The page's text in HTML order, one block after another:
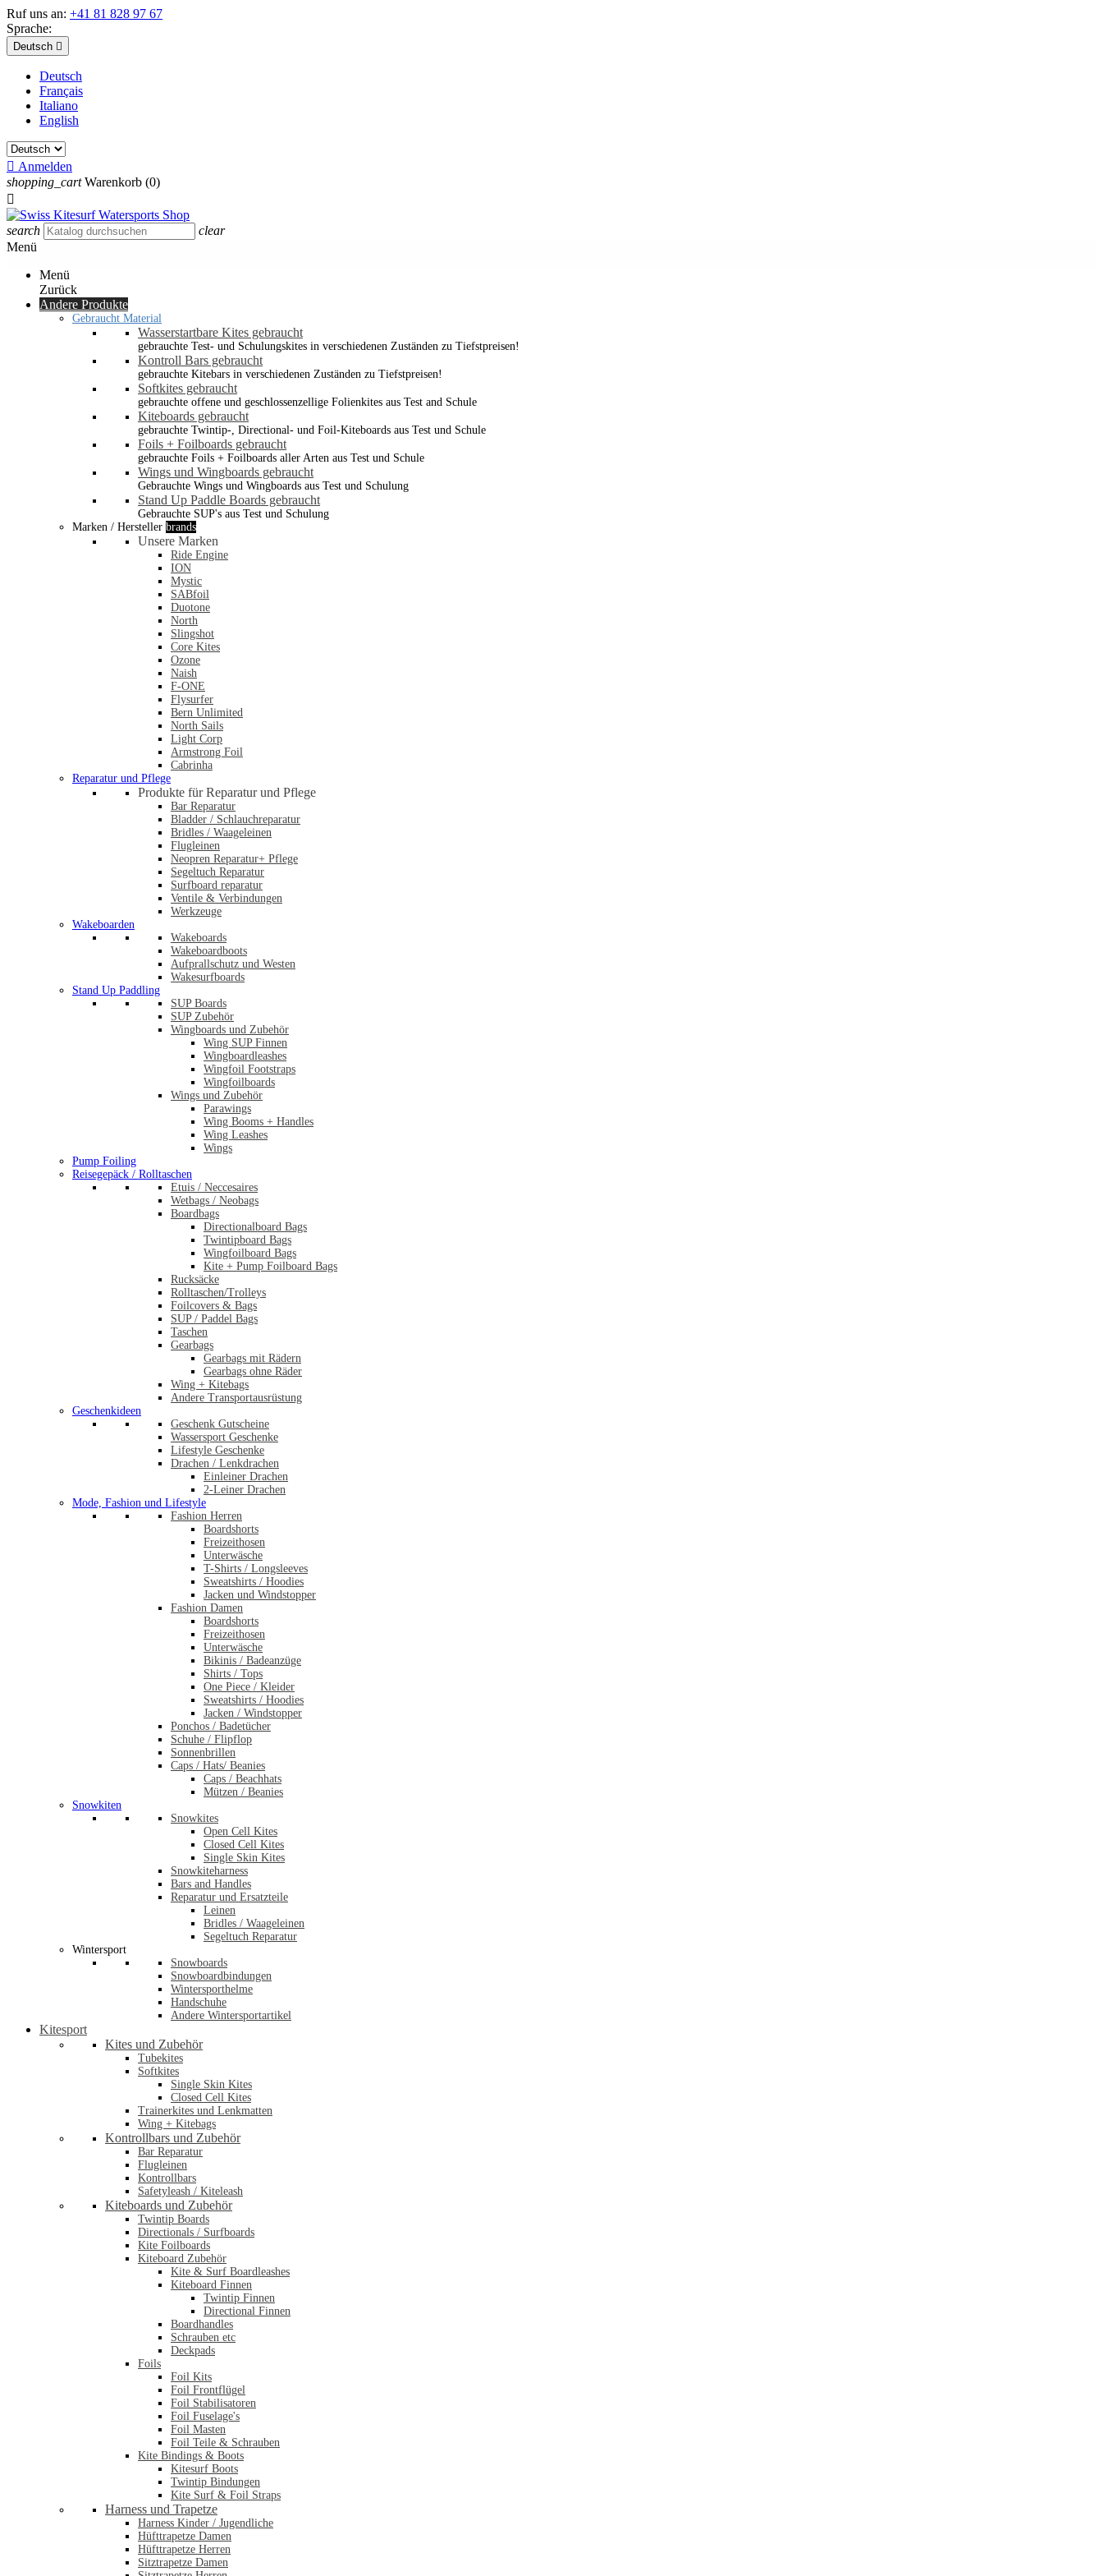
Ruf uns an: +41 81 828 97 67
Sprache:
Deutsch 
Deutsch
Français
Italiano
English
 Anmelden
shopping_cart Warenkorb (0)

search
clear
Menü
Menü
Zurück
Andere Produkte
Gebraucht Material
Wasserstartbare Kites gebraucht
gebrauchte Test- und Schulungskites in verschiedenen Zuständen zu Tiefstpreisen!
Kontroll Bars gebraucht
gebrauchte Kitebars in verschiedenen Zuständen zu Tiefstpreisen!
Softkites gebraucht
gebrauchte offene und geschlossenzellige Folienkites aus Test and Schule
Kiteboards gebraucht
gebrauchte Twintip-, Directional- und Foil-Kiteboards aus Test und Schule
Foils + Foilboards gebraucht
gebrauchte Foils + Foilboards aller Arten aus Test und Schule
Wings und Wingboards gebraucht
Gebrauchte Wings und Wingboards aus Test und Schulung
Stand Up Paddle Boards gebraucht
Gebrauchte SUP's aus Test und Schulung
Marken / Hersteller brands
Unsere Marken
Ride Engine
ION
Mystic
SABfoil
Duotone
North
Slingshot
Core Kites
Ozone
Naish
F-ONE
Flysurfer
Bern Unlimited
North Sails
Light Corp
Armstrong Foil
Cabrinha
Reparatur und Pflege
Produkte für Reparatur und Pflege
Bar Reparatur
Bladder / Schlauchreparatur
Bridles / Waageleinen
Flugleinen
Neopren Reparatur+ Pflege
Segeltuch Reparatur
Surfboard reparatur
Ventile & Verbindungen
Werkzeuge
Wakeboarden
Wakeboards
Wakeboardboots
Aufprallschutz und Westen
Wakesurfboards
Stand Up Paddling
SUP Boards
SUP Zubehör
Wingboards und Zubehör
Wing SUP Finnen
Wingboardleashes
Wingfoil Footstraps
Wingfoilboards
Wings und Zubehör
Parawings
Wing Booms + Handles
Wing Leashes
Wings
Pump Foiling
Reisegepäck / Rolltaschen
Etuis / Neccesaires
Wetbags / Neobags
Boardbags
Directionalboard Bags
Twintipboard Bags
Wingfoilboard Bags
Kite + Pump Foilboard Bags
Rucksäcke
Rolltaschen/Trolleys
Foilcovers & Bags
SUP / Paddel Bags
Taschen
Gearbags
Gearbags mit Rädern
Gearbags ohne Räder
Wing + Kitebags
Andere Transportausrüstung
Geschenkideen
Geschenk Gutscheine
Wassersport Geschenke
Lifestyle Geschenke
Drachen / Lenkdrachen
Einleiner Drachen
2-Leiner Drachen
Mode, Fashion und Lifestyle
Fashion Herren
Boardshorts
Freizeithosen
Unterwäsche
T-Shirts / Longsleeves
Sweatshirts / Hoodies
Jacken und Windstopper
Fashion Damen
Boardshorts
Freizeithosen
Unterwäsche
Bikinis / Badeanzüge
Shirts / Tops
One Piece / Kleider
Sweatshirts / Hoodies
Jacken / Windstopper
Ponchos / Badetücher
Schuhe / Flipflop
Sonnenbrillen
Caps / Hats/ Beanies
Caps / Beachhats
Mützen / Beanies
Snowkiten
Snowkites
Open Cell Kites
Closed Cell Kites
Single Skin Kites
Snowkiteharness
Bars and Handles
Reparatur und Ersatzteile
Leinen
Bridles / Waageleinen
Segeltuch Reparatur
Wintersport
Snowboards
Snowboardbindungen
Wintersporthelme
Handschuhe
Andere Wintersportartikel
Kitesport
Kites und Zubehör
Tubekites
Softkites
Single Skin Kites
Closed Cell Kites
Trainerkites und Lenkmatten
Wing + Kitebags
Kontrollbars und Zubehör
Bar Reparatur
Flugleinen
Kontrollbars
Safetyleash / Kiteleash
Kiteboards und Zubehör
Twintip Boards
Directionals / Surfboards
Kite Foilboards
Kiteboard Zubehör
Kite & Surf Boardleashes
Kiteboard Finnen
Twintip Finnen
Directional Finnen
Boardhandles
Schrauben etc
Deckpads
Foils
Foil Kits
Foil Frontflügel
Foil Stabilisatoren
Foil Fuselage's
Foil Masten
Foil Teile & Schrauben
Kite Bindings & Boots
Kitesurf Boots
Twintip Bindungen
Kite Surf & Foil Straps
Harness und Trapetze
Harness Kinder / Jugendliche
Hüfttrapetze Damen
Hüfttrapetze Herren
Sitztrapetze Damen